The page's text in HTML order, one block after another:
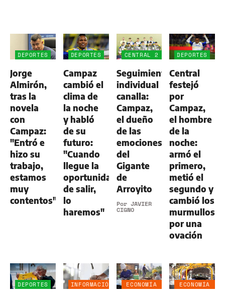
DEPORTES
Jorge
Almirón,
tras la
novela
con
Campaz:
"Entró e
hizo su
trabajo,
estamos
muy
contentos"
DEPORTES
Campaz
cambió el
clima de
la noche
y habló
de su
futuro:
"Cuando
llegue la
oportunidad
de salir,
lo
haremos"
CENTRAL 2
ALDOSIVI
1
Seguimiento
individual
canalla:
Campaz,
el dueño
de las
emociones
del
Gigante
de
Arroyito
Por JAVIER
CIGNO
DEPORTES
Central
festejó
por
Campaz,
el hombre
de la
noche:
armó el
primero,
metió el
segundo y
cambió los
murmullos
por una
ovación
DEPORTES
INFORMACIÓN
ECONOMÍA
ECONOMÍA